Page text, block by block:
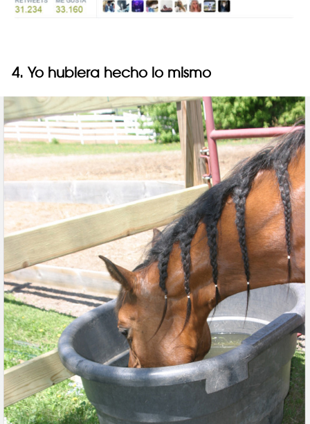
4. Yo hubiera hecho lo mismo